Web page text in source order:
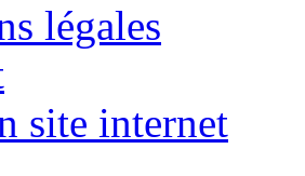
légales
site internet